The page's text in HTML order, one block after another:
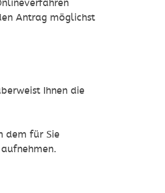
Antrag möglichst
Ihnen die
dem für Sie